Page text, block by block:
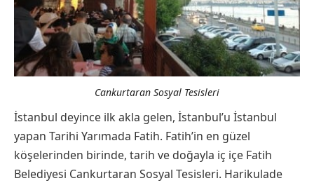
Cankurtaran Sosyal Tesisleri
İstanbul deyince ilk akla gelen, İstanbul’u İstanbul
yapan Tarihi Yarımada Fatih. Fatih’in en güzel
köşelerinden birinde, tarih ve doğayla iç içe Fatih
Belediyesi Cankurtaran Sosyal Tesisleri. Harikulade